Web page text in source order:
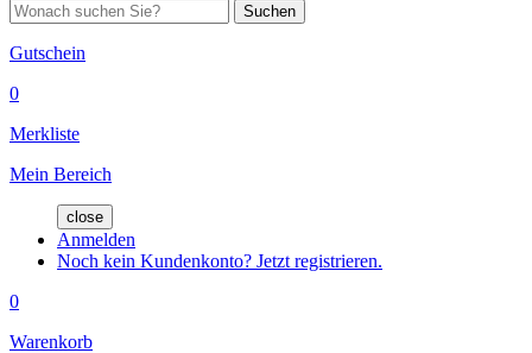
Suchen
Gutschein
0
Merkliste
Mein Bereich
close
Anmelden
Noch kein Kundenkonto? Jetzt registrieren.
0
Warenkorb